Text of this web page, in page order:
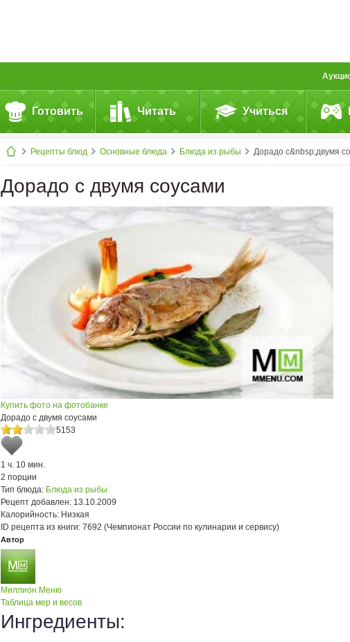
Готовить Читать Учиться
Рецепты блюд Основные блюда Блюда из рыбы Дорадо с&nbsp;двумя соусами
Дорадо с двумя соусами
Купить фото на фотобанке
Дорадо с двумя соусами
5153
1 ч. 10 мин.
2 порции
Тип блюда: Блюда из рыбы
Рецепт добавлен: 13.10.2009
Калорийность: Низкая
ID рецепта из книги: 7692 (Чемпионат России по кулинарии и сервису)
Автор
Миллион Меню
Таблица мер и весов
Ингредиенты: